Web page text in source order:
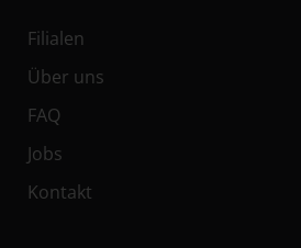
Filialen
Über uns
FAQ
Jobs
Kontakt